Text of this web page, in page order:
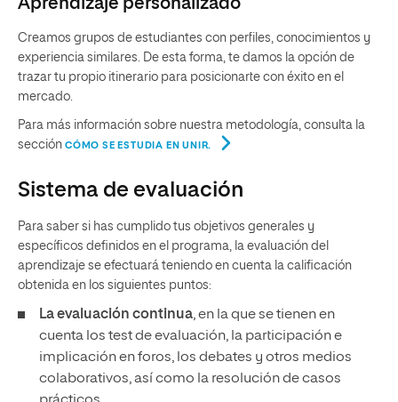
Aprendizaje personalizado
Creamos grupos de estudiantes con perfiles, conocimientos y
experiencia similares. De esta forma, te damos la opción de
trazar tu propio itinerario para posicionarte con éxito en el
mercado.
Para más información sobre nuestra metodología, consulta la
sección CÓMO SE ESTUDIA EN UNIR.
Sistema de evaluación
Para saber si has cumplido tus objetivos generales y
específicos definidos en el programa, la evaluación del
aprendizaje se efectuará teniendo en cuenta la calificación
obtenida en los siguientes puntos:
La evaluación continua, en la que se tienen en
cuenta los test de evaluación, la participación e
implicación en foros, los debates y otros medios
colaborativos, así como la resolución de casos